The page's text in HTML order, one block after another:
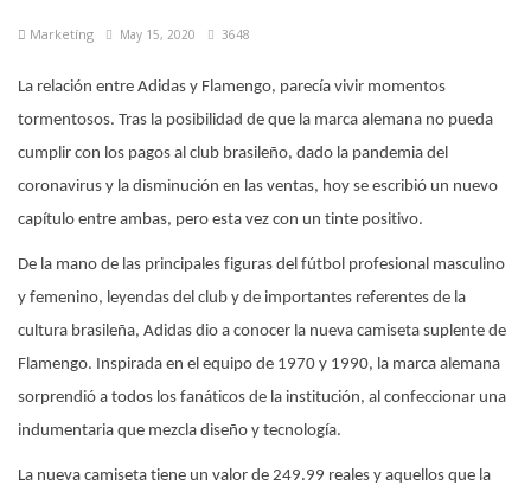
Marketíng May 15, 2020 3648
La relación entre Adidas y Flamengo, parecía vivir momentos
tormentosos. Tras la posibilidad de que la marca alemana no pueda
cumplir con los pagos al club brasileño, dado la pandemia del
coronavirus y la disminución en las ventas, hoy se escribió un nuevo
capítulo entre ambas, pero esta vez con un tinte positivo.
De la mano de las principales figuras del fútbol profesional masculino
y femenino, leyendas del club y de importantes referentes de la
cultura brasileña, Adidas dio a conocer la nueva camiseta suplente de
Flamengo. Inspirada en el equipo de 1970 y 1990, la marca alemana
sorprendió a todos los fanáticos de la institución, al confeccionar una
indumentaria que mezcla diseño y tecnología.
La nueva camiseta tiene un valor de 249.99 reales y aquellos que la